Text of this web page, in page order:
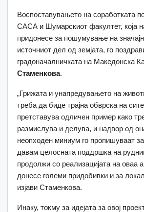
Воспоставувањето на соработката
САСА и Шумарскиот факултет, која
придонесе за пошумување на
источниот дел од земјата, го
градоначалничката на Македонска
Стаменкова.
„Грижата и унапредувањето на
треба да биде трајна обврска на
претставува одличен пример како
размислува и делува, и надвор од
неопходен миниум го пропишуваат
давам целосната поддршка на
продолжи со реализацијата на оваа
донесе големи придобивки и за
изјави Стаменкова.
Инаку, токму за идејата за овој